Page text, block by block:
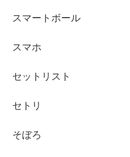
スマートボール
スマホ
セットリスト
セトリ
そぼろ